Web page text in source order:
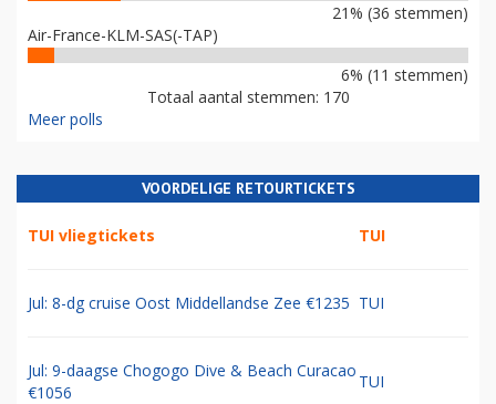
21% (36 stemmen)
Air-France-KLM-SAS(-TAP)
6% (11 stemmen)
Totaal aantal stemmen: 170
Meer polls
VOORDELIGE RETOURTICKETS
TUI vliegtickets TUI
Jul: 8-dg cruise Oost Middellandse Zee €1235 TUI
Jul: 9-daagse Chogogo Dive & Beach Curacao
€1056
TUI